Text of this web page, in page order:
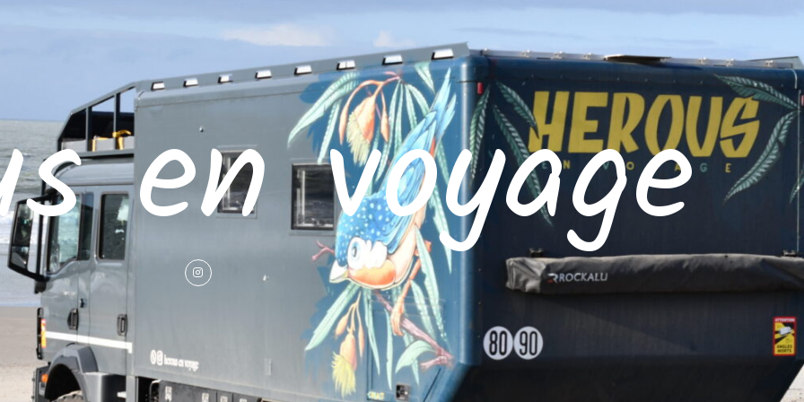
en voyage